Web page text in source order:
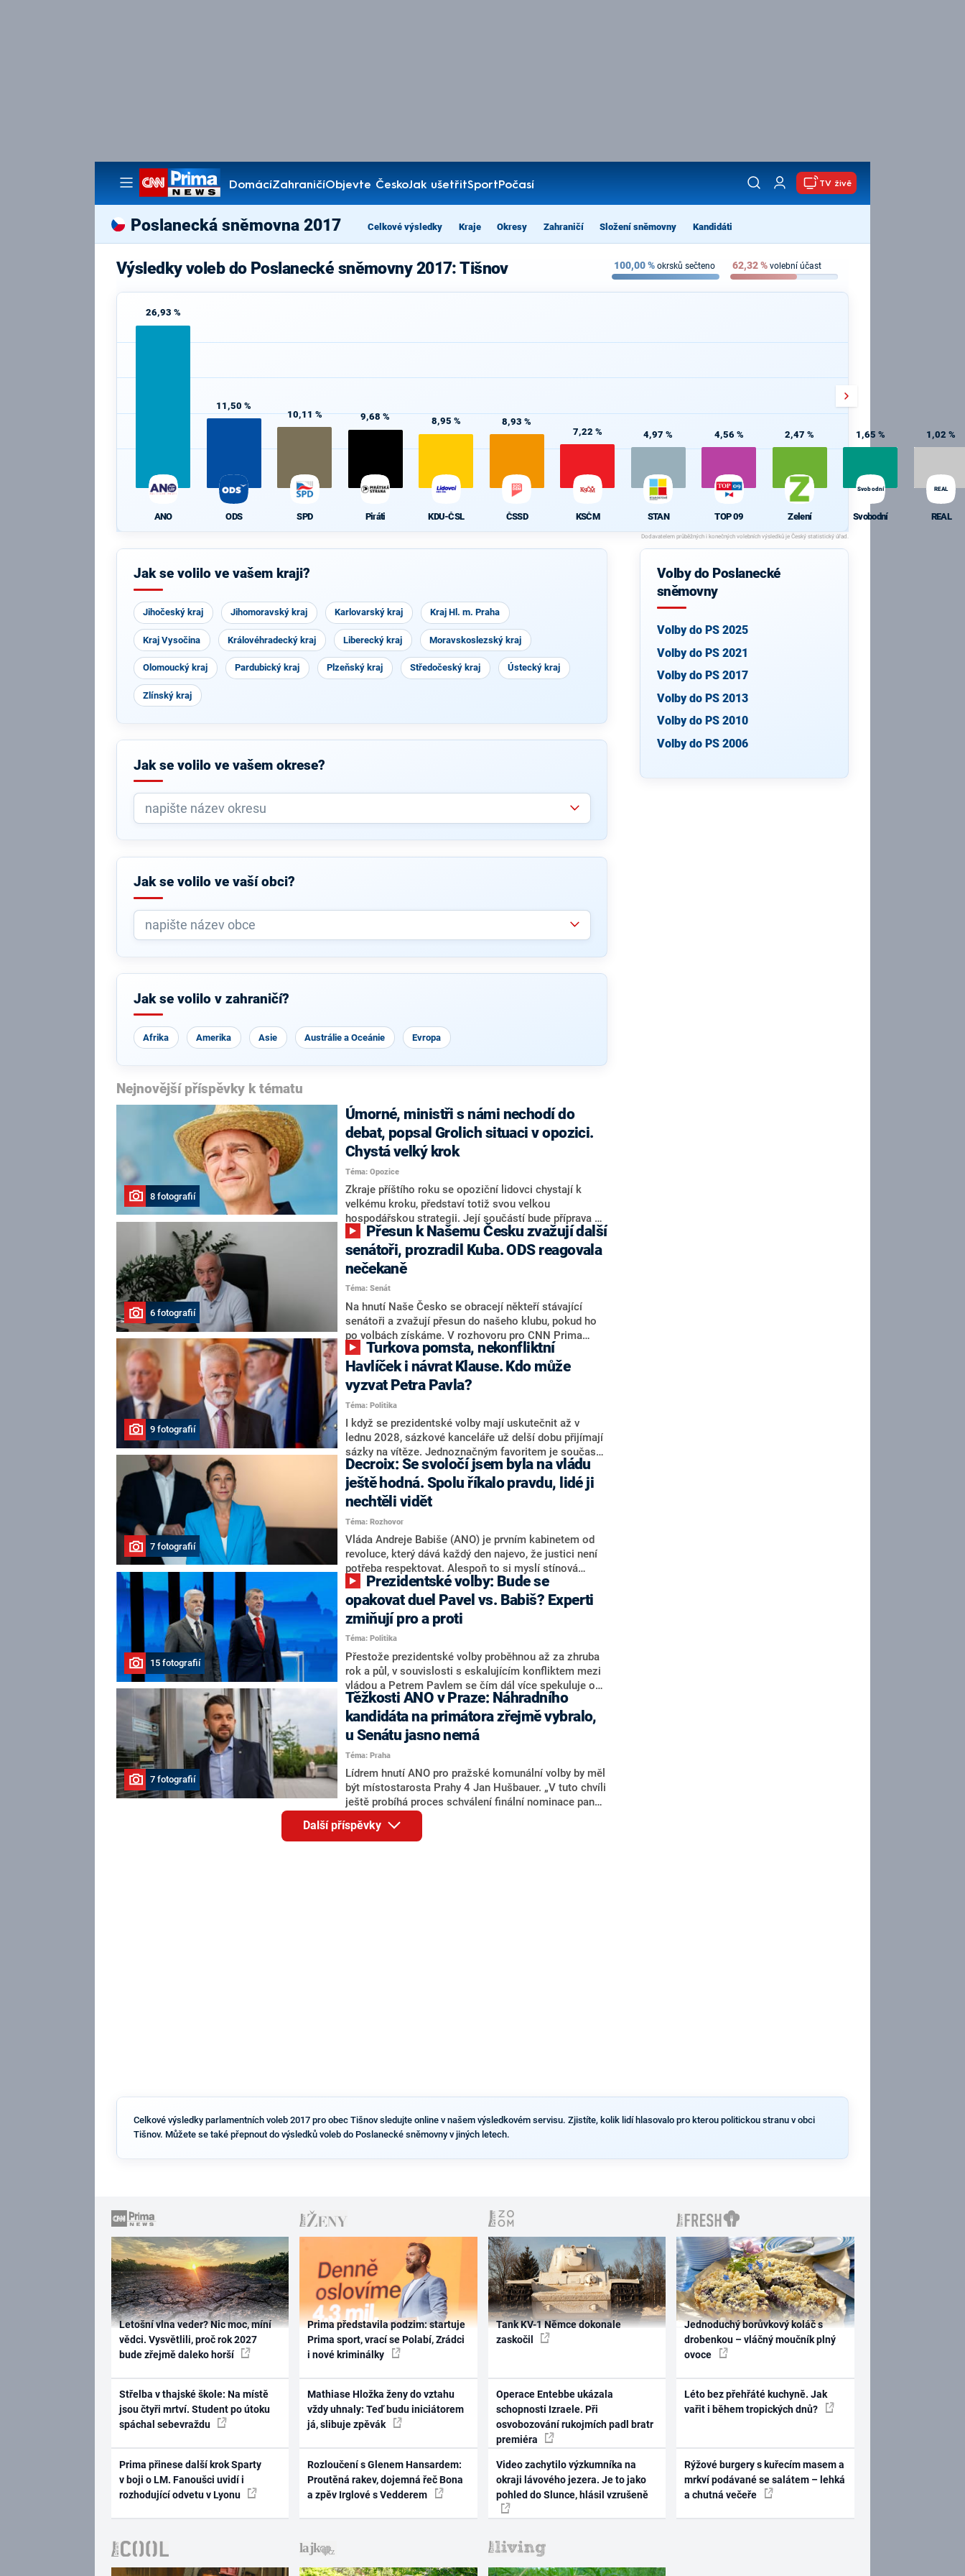
DomácíZahraničíObjevte ČeskoJak ušetřitSportPočasí
Pořady
TV živě
Poslanecká sněmovna 2017 Celkové výsledky Kraje Okresy Zahraničí Složení sněmovny Kandidáti
Výsledky voleb do Poslanecké sněmovny 2017: Tišnov 100,00% okrsků sečteno 62,32% volební účast
26,93 %
ANO
11,50 %
ODS
10,11 %
SPD
9,68 %
Piráti
8,95 %
KDU-ČSL
8,93 %
ČSSD
7,22 %
KSČM
4,97 %
STAN
4,56 %
TOP 09
2,47 %
Zelení
1,65 %
Svobodní
Svobodní
1,02 %
REAL
REAL
Jak se volilo ve vašem kraji?
Jihočeský kraj Jihomoravský kraj Karlovarský kraj Kraj Hl. m. Praha
Kraj Vysočina Královéhradecký kraj Liberecký kraj Moravskoslezský kraj
Olomoucký kraj Pardubický kraj Plzeňský kraj Středočeský kraj Ústecký kraj
Zlínský kraj
Jak se volilo ve vašem okrese?
Jak se volilo ve vaší obci?
Jak se volilo v zahraničí?
Afrika Amerika Asie Austrálie a Oceánie Evropa
Nejnovější příspěvky k tématu
8 fotografií
Úmorné, ministři s námi nechodí do
debat, popsal Grolich situaci v opozici.
Chystá velký krok
Téma: Opozice
Zkraje příštího roku se opoziční lidovci chystají k
velkému kroku, představí totiž svou velkou
hospodářskou strategii. Její součástí bude příprava na
stárnutí populace, řekl ve středu na setkání s novináři
nový předseda lidovců Jan Grolich. Ten zároveň v
senátních volbách kandiduje ve Vyškově. Popsal i
aktivitu opozice, o níž vládní strany nebo političtí
komentátoři mluví jako o slabé a v defenzivě. „Je to
úmorná práce upozorňovat na chyby vlády. Ministři s
námi navíc nechodí do debat. Chceme ale ukazovat
svoje témata,“ odpověděl Grolich na dotaz CNN Prima
NEWS.
6 fotografií
senátoři, prozradil Kuba. ODS reagovala
nečekaně
Téma: Senát
Na hnutí Naše Česko se obracejí někteří stávající
senátoři a zvažují přesun do našeho klubu, pokud ho
po volbách získáme. V rozhovoru pro CNN Prima
NEWS to řekl zakladatel hnutí a jihočeský hejtman
Martin Kuba. Konkrétní nebyl, ale získat by takto mohl
například senátora Zdeňka Hrabu, který je dnes
součástí klubu ODS a TOP 09. Hraba to na dotaz
redakce nevyloučil. Předseda klubu senátorů ODS
Zdeněk Nytra redakci řekl, že počítá s odchodem
některých senátorů z klubu a že Naše Česko není
nepřítel, ale soupeř.
9 fotografií
Havlíček i návrat Klause. Kdo může
vyzvat Petra Pavla?
Téma: Politika
I když se prezidentské volby mají uskutečnit až v
lednu 2028, sázkové kanceláře už delší dobu přijímají
sázky na vítěze. Jednoznačným favoritem je současná
hlava státu Petr Pavel. Daleko za ním pak bookmakeři
zmiňují dva výrazné politiky ANO, tedy premiéra
Andreje Babiše a ministra průmyslu Karla Havlíčka.
Oblíbeným tipem samotných sázkařů je poslanec za
Motoristy Filip Turek. Politolog Jan Kubáček nicméně
o případné kandidatuře kohokoliv ze zmíněné trojice
značně pochybuje. Podle něj současná koalice dosud
nemá osobu, která by Pavlovi mohla konkurovat.
7 fotografií
Decroix: Se svoločí jsem byla na vládu
ještě hodná. Spolu říkalo pravdu, lidé ji
nechtěli vidět
Téma: Rozhovor
Vláda Andreje Babiše (ANO) je prvním kabinetem od
revoluce, který dává každý den najevo, že justici není
potřeba respektovat. Alespoň to si myslí stínová
ministryně spravedlnosti ODS Eva Decroix. V
rozhovoru pro CNN Prima NEWS si nebrala servítky
ohledně politického výkonu svého nástupce Jeronýma
Tejce (za ANO) či vládní zmocněnkyně pro lidská
práva Taťány Malé (ANO). Označením „svoloč“ na
adresu vlády prý byla ještě hodná. Decroix se také
vrátila k volební porážce koalice Spolu či promluvila o
hnutí Naše Česko Martina Kuby.
15 fotografií
opakovat duel Pavel vs. Babiš? Experti
zmiňují pro a proti
Téma: Politika
Přestože prezidentské volby proběhnou až za zhruba
rok a půl, v souvislosti s eskalujícím konfliktem mezi
vládou a Petrem Pavlem se čím dál více spekuluje o
tom, koho by do bitvy o Hrad mohla vyslat současná
koalice. Někteří političtí komentátoři znovu vytahují
jméno premiéra Andreje Babiše (ANO). Jak moc je
pravděpodobné, že se v prezidentských volbách 2028
bude znovu opakovat souboj z roku 2023?
7 fotografií
Těžkosti ANO v Praze: Náhradního
kandidáta na primátora zřejmě vybralo,
u Senátu jasno nemá
Téma: Praha
Lídrem hnutí ANO pro pražské komunální volby by měl
být místostarosta Prahy 4 Jan Hušbauer. „V tuto chvíli
ještě probíhá proces schválení finální nominace pana
Jana Hušbauera Výborem hnutí ANO,“ uvedl pro
redakci místopředseda pražského ANO Martin
Benkovič. O Hušbauerovi se spekulovalo jako o
Další příspěvky
Volby do Poslanecké
sněmovny
Volby do PS 2025
Volby do PS 2021
Volby do PS 2017
Volby do PS 2013
Volby do PS 2010
Volby do PS 2006
Celkové výsledky parlamentních voleb 2017 pro obec Tišnov sledujte online v našem výsledkovém servisu. Zjistíte, kolik lidí hlasovalo pro kterou politickou stranu v obci
Tišnov. Můžete se také přepnout do výsledků voleb do Poslanecké sněmovny v jiných letech.
Letošní vlna veder? Nic moc, míní
vědci. Vysvětlili, proč rok 2027
bude zřejmě daleko horší
Střelba v thajské škole: Na místě
jsou čtyři mrtví. Student po útoku
spáchal sebevraždu
Prima přinese další krok Sparty
v boji o LM. Fanoušci uvidí i
rozhodující odvetu v Lyonu
Prima představila podzim: startuje
Prima sport, vrací se Polabí, Zrádci
i nové kriminálky
Mathiase Hložka ženy do vztahu
vždy uhnaly: Teď budu iniciátorem
já, slibuje zpěvák
Rozloučení s Glenem Hansardem:
Proutěná rakev, dojemná řeč Bona
a zpěv Irglové s Vedderem
Tank KV-1 Němce dokonale
zaskočil
Operace Entebbe ukázala
schopnosti Izraele. Při
osvobozování rukojmích padl bratr
premiéra
Video zachytilo výzkumníka na
okraji lávového jezera. Je to jako
pohled do Slunce, hlásil vzrušeně
Jednoduchý borůvkový koláč s
drobenkou – vláčný moučník plný
ovoce
Léto bez přehřáté kuchyně. Jak
vařit i během tropických dnů?
Rýžové burgery s kuřecím masem a
mrkví podávané se salátem – lehká
a chutná večeře